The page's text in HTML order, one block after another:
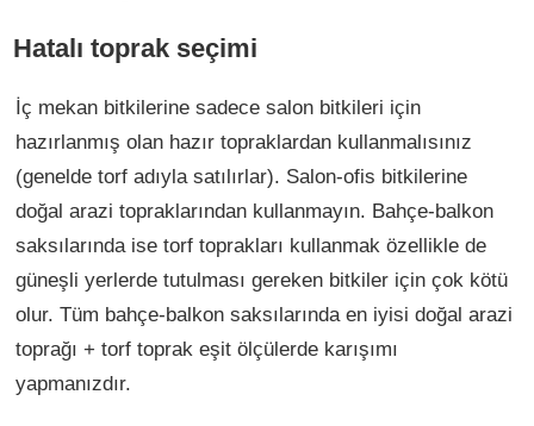
Hatalı toprak seçimi
İç mekan bitkilerine sadece salon bitkileri için
hazırlanmış olan hazır topraklardan kullanmalısınız
(genelde torf adıyla satılırlar). Salon-ofis bitkilerine
doğal arazi topraklarından kullanmayın. Bahçe-balkon
saksılarında ise torf toprakları kullanmak özellikle de
güneşli yerlerde tutulması gereken bitkiler için çok kötü
olur. Tüm bahçe-balkon saksılarında en iyisi doğal arazi
toprağı + torf toprak eşit ölçülerde karışımı
yapmanızdır.